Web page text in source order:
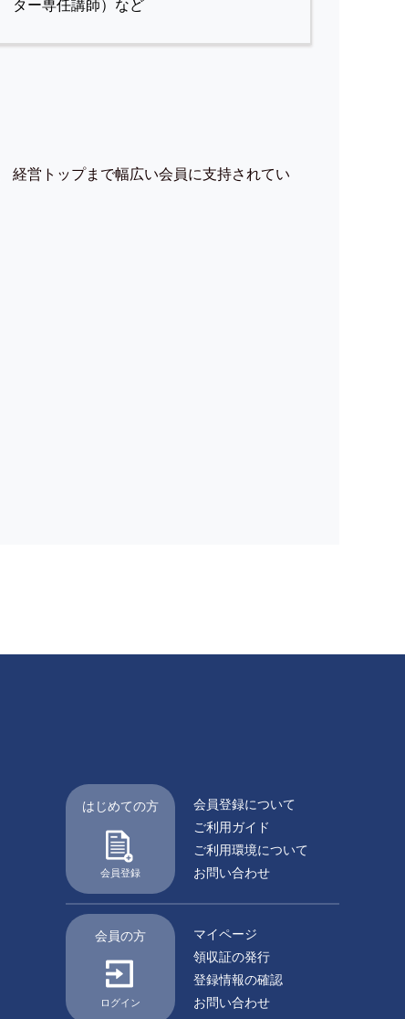
ター専任講師）など
経営トップまで幅広い会員に支持されてい
はじめての方
会員登録
会員登録について
ご利用ガイド
ご利用環境について
お問い合わせ
会員の方
ログイン
マイページ
領収証の発行
登録情報の確認
お問い合わせ